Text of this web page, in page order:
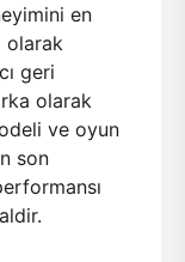
en
olarak
geri
olarak
ve oyun
son